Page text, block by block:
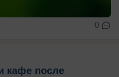
0
кафе после